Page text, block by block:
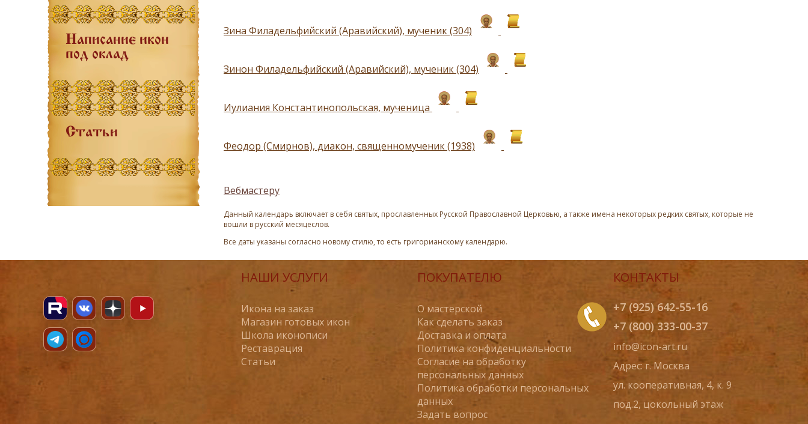
Написание икон
под оклад
Статьи
Зина Филадельфийский (Аравийский), мученик (304)
Зинон Филадельфийский (Аравийский), мученик (304)
Иулиания Константинопольская, мученица
Феодор (Смирнов), диакон, священномученик (1938)
Вебмастеру
Данный календарь включает в себя святых, прославленных Русской Православной Церковью, а также имена некоторых редких святых, которые не
вошли в русский месяцеслов.
Все даты указаны согласно новому стилю, то есть григорианскому календарю.
НАШИ УСЛУГИ
Икона на заказ
Магазин готовых икон
Школа иконописи
Реставрация
Статьи
ПОКУПАТЕЛЮ
О мастерской
Как сделать заказ
Доставка и оплата
Политика конфиденциальности
Согласие на обработку
персональных данных
Политика обработки персональных
данных
Задать вопрос
КОНТАКТЫ
+7 (925) 642-55-16
+7 (800) 333-00-37
info@icon-art.ru
Адрес: г. Москва
ул. кооперативная, 4, к. 9
под.2, цокольный этаж